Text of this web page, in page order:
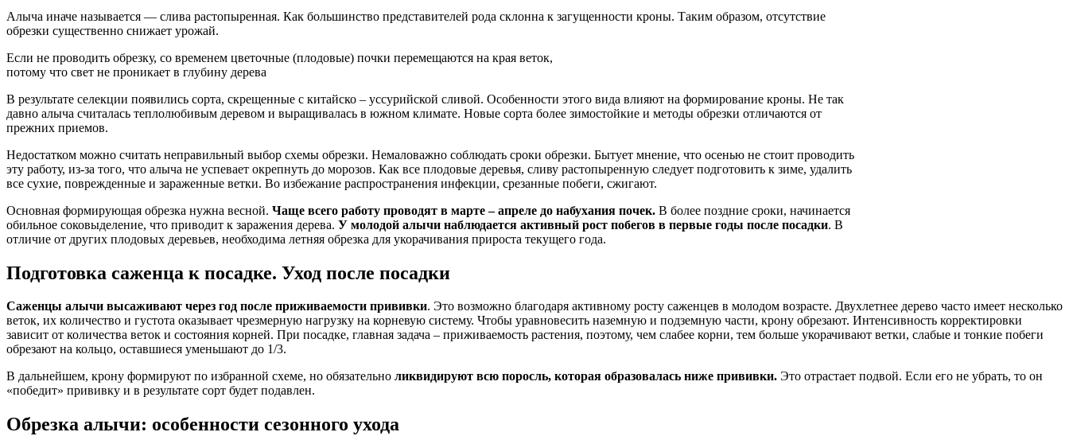
Алыча иначе называется — слива растопыренная. Как большинство представителей рода склонна к загущенности кроны. Таким образом, отсутствие
обрезки существенно снижает урожай.
Если не проводить обрезку, со временем цветочные (плодовые) почки перемещаются на края веток,
потому что свет не проникает в глубину дерева
В результате селекции появились сорта, скрещенные с китайско – уссурийской сливой. Особенности этого вида влияют на формирование кроны. Не так
давно алыча считалась теплолюбивым деревом и выращивалась в южном климате. Новые сорта более зимостойкие и методы обрезки отличаются от
прежних приемов.
Недостатком можно считать неправильный выбор схемы обрезки. Немаловажно соблюдать сроки обрезки. Бытует мнение, что осенью не стоит проводить
эту работу, из-за того, что алыча не успевает окрепнуть до морозов. Как все плодовые деревья, сливу растопыренную следует подготовить к зиме, удалить
все сухие, поврежденные и зараженные ветки. Во избежание распространения инфекции, срезанные побеги, сжигают.
Основная формирующая обрезка нужна весной. Чаще всего работу проводят в марте – апреле до набухания почек. В более поздние сроки, начинается
обильное соковыделение, что приводит к заражения дерева. У молодой алычи наблюдается активный рост побегов в первые годы после посадки. В
отличие от других плодовых деревьев, необходима летняя обрезка для укорачивания прироста текущего года.
Подготовка саженца к посадке. Уход после посадки
Саженцы алычи высаживают через год после приживаемости прививки. Это возможно благодаря активному росту саженцев в молодом возрасте. Двухлетнее дерево часто имеет несколько
веток, их количество и густота оказывает чрезмерную нагрузку на корневую систему. Чтобы уравновесить наземную и подземную части, крону обрезают. Интенсивность корректировки
зависит от количества веток и состояния корней. При посадке, главная задача – приживаемость растения, поэтому, чем слабее корни, тем больше укорачивают ветки, слабые и тонкие побеги
обрезают на кольцо, оставшиеся уменьшают до 1/3.
В дальнейшем, крону формируют по избранной схеме, но обязательно ликвидируют всю поросль, которая образовалась ниже прививки. Это отрастает подвой. Если его не убрать, то он
«победит» прививку и в результате сорт будет подавлен.
Обрезка алычи: особенности сезонного ухода